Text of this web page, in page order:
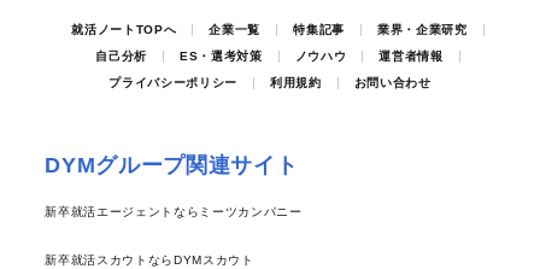
就活ノートTOPへ 企業一覧 特集記事
業界・企業研究
自己分析
ES・選考対策 ノウハウ
運営者情報
プライバシーポリシー
利用規約 お問い合わせ
DYMグループ関連サイト
新卒就活エージェントならミーツカンパニー
新卒就活スカウトならDYMスカウト